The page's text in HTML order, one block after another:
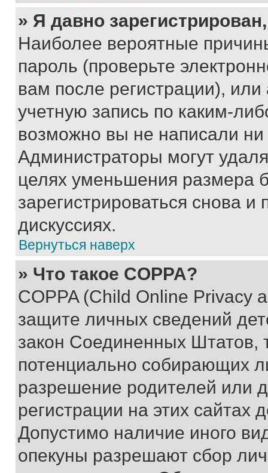
» Я давно
Наиболее вероятные
пароль (проверьте
вам после регистрации),
учетную запись по каким-
возможно вы не написали
Администраторы могут
целях уменьшения размера
зарегистрироваться снова и
дискуссиях.
Вернуться наверх
» Что такое COPPA?
COPPA (Child Online Privacy
защите личных сведений
закон Соединенных Штатов,
потенциально собирающих
разрешение родителей или
регистрации на этих сайтах
Допустимо наличие иного
опекуны разрешают сбор